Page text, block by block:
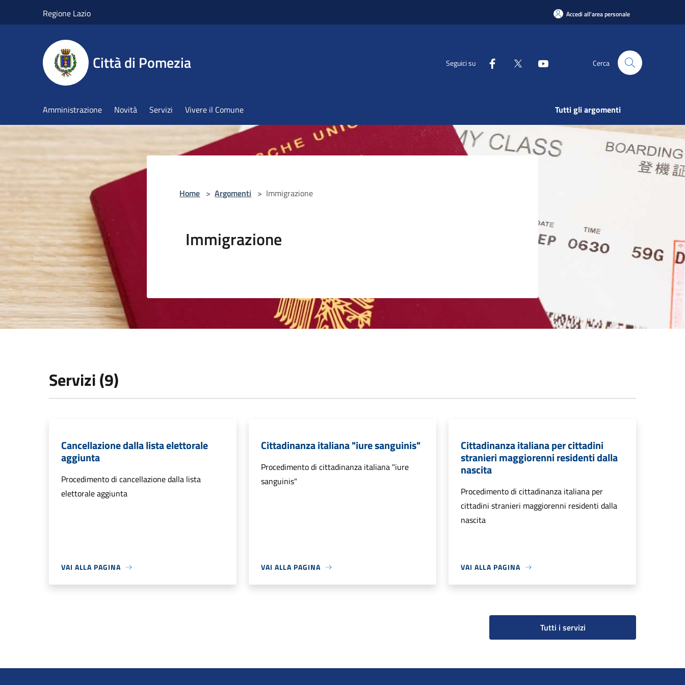
Regione Lazio Accedi all'area personale
Città di Pomezia Seguici su Cerca
Amministrazione Novità Servizi Vivere il Comune Tutti gli argomenti
Home > Argomenti > Immigrazione
Immigrazione
Servizi (9)
Cancellazione dalla lista elettorale
aggiunta
Procedimento di cancellazione dalla lista
elettorale aggiunta
VAI ALLA PAGINA
Cittadinanza italiana "iure sanguinis"
Procedimento di cittadinanza italiana "iure
sanguinis"
VAI ALLA PAGINA
Cittadinanza italiana per cittadini
stranieri maggiorenni residenti dalla
nascita
Procedimento di cittadinanza italiana per
cittadini stranieri maggiorenni residenti dalla
nascita
VAI ALLA PAGINA
Tutti i servizi